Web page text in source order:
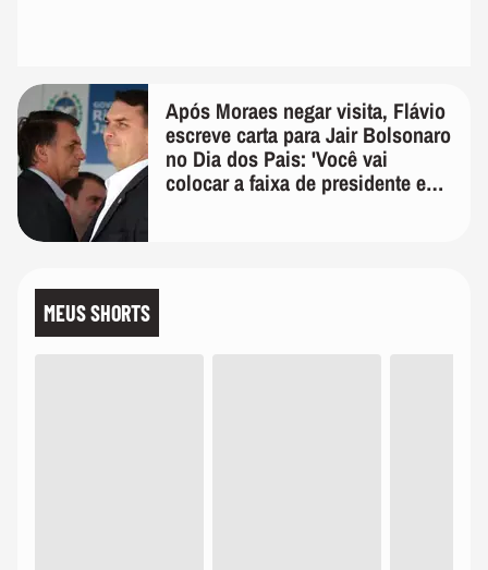
Após Moraes negar visita, Flávio
escreve carta para Jair Bolsonaro
no Dia dos Pais: 'Você vai
colocar a faixa de presidente em
MEUS SHORTS